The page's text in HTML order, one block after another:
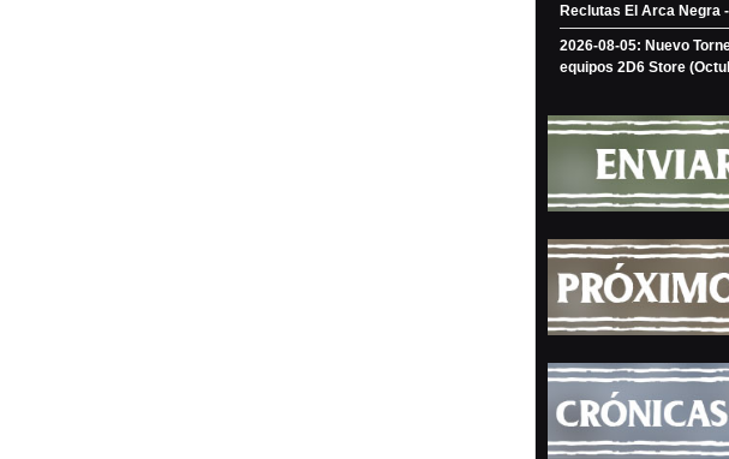
Reclutas El Arca Negra
2026-08-05: Nuevo
equipos 2D6 Store